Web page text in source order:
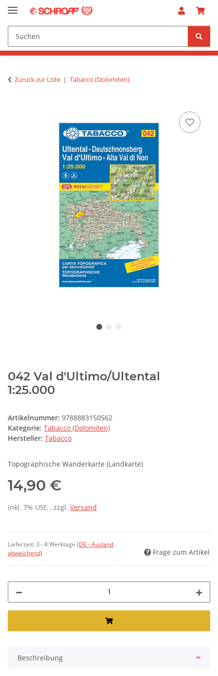
Zurück zur Liste Tabacco (Dolomiten)
042 Val d'Ultimo/Ultental
1:25.000
Artikelnummer: 9788883150562
Kategorie: Tabacco (Dolomiten)
Hersteller: Tabacco
Topographische Wanderkarte (Landkarte)
14,90 €
inkl. 7% USt. , zzgl. Versand
Lieferzeit:3 - 4 Werktage (DE - Ausland
abweichend)
Frage zum Artikel
Beschreibung